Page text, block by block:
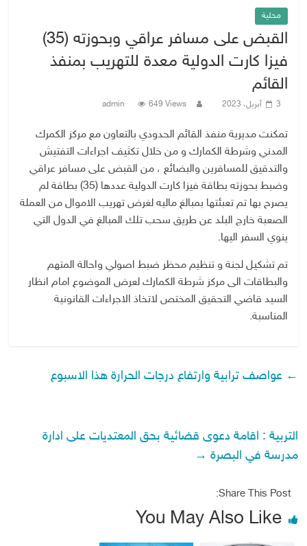
محلية
القبض على مسافر عراقي وبحوزته (35)
فيزا كارت الدولية معدة للتهريب بمنفذ
القائم
3 أبريل، 2023 admin 649 Views
تمكنت مديرية منفذ القائم الحدودي بالتعاون مع مركز الكمرك
المدني وشرطة الكمارك و من خلال تكثيف اجراءات التفتيش
والتدقيق للمسافرين والبضائع ، من القبض على مسافر عراقي
وضبط بحوزته بطاقة فيزا كارت الدولية عددها (35) بطاقة لم
يصرح بها تم تعبئتها بمبالغ ماليه لغرض تهريب الاموال من العملة
الصعبة خارج البلد عن طريق سحب تلك المبالغ في الدول التي
ينوي السفر اليها.
تم تشكيل لجنة و تنظيم محظر ضبط اصولي واحالة المتهم
والبطاقات الى مركز شرطة الكمارك لعرض الموضوع امام انظار
السيد قاضي التحقيق المختص لاتخاذ الاجراءات القانونية
المناسبة.
← عواصف ترابية وارتفاع درجات الحرارة هذا الاسبوع
التربية : اقامة دعوى قضائية بحق المعتديات على ادارة
مدرسة في البصرة →
Share This Post:
You May Also Like